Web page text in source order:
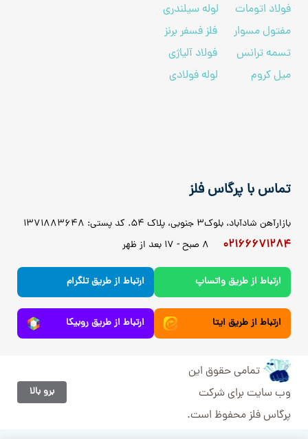
فولاد اتومات
لوله سیلندری
مفتول مسوار
فلز فسفر برنز
تسمه ترانس
فولاد آلیاژی
میل کروم
لوله فولادی
تماس با پرگاس فلز
بازارآهن شادآباد، بلوک3 جنوبی، پلاک 54. کد پستی: 1371883648
02166671284
ارتباط از طریق واتساپ ارتباط از طریق تلگرام
ارتباط از طریق ایتا ارتباط از طریق روبیکا
تمامی حقوق این
وب سایت برای شرکت
پرگاس فلز محفوظ است.
برو بالا